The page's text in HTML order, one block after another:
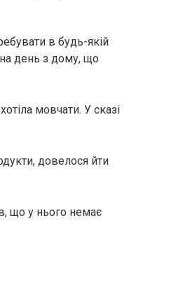
в будь-якій
на день з дому, що
мовчати. У сказі
довелося йти
що у нього немає